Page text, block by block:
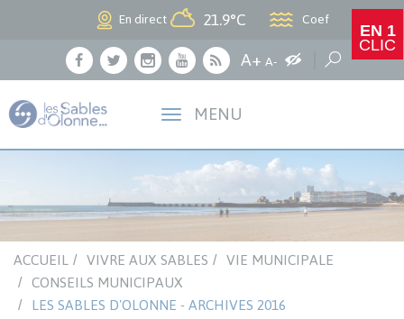
EN 1
CLIC
En direct 21.9°C Coef
Facebook
TwitterInstagram
YoutubeRSSA+Agrandir le texte
A-Réduire le texte
Augmenter les
MENU
ACCUEIL VIVRE AUX SABLES
VIE MUNICIPALE
CONSEILS MUNICIPAUX
LES SABLES D'OLONNE - ARCHIVES 2016
Panneau de gestion des cookies